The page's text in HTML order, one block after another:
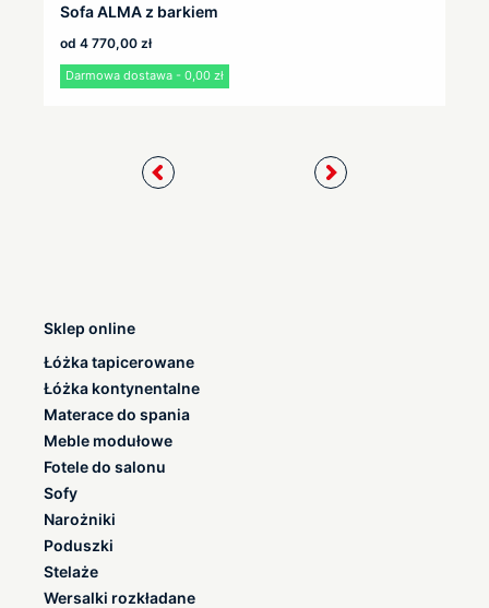
Sofa ALMA z barkiem
od 4 770,00 zł
Darmowa dostawa - 0,00 zł
Sklep online
Łóżka tapicerowane
Łóżka kontynentalne
Materace do spania
Meble modułowe
Fotele do salonu
Sofy
Narożniki
Poduszki
Stelaże
Wersalki rozkładane